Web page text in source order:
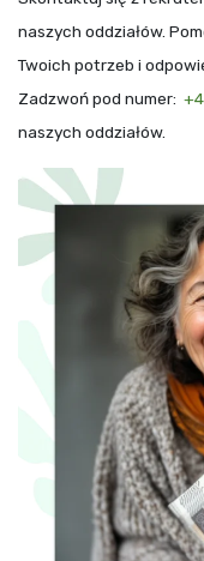
naszych oddziałów.
Twoich potrzeb i
Zadzwoń pod numer:
naszych oddziałów.